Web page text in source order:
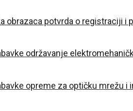
obrazaca potvrda o registraciji i
održavanje
opreme za optičku mrežu